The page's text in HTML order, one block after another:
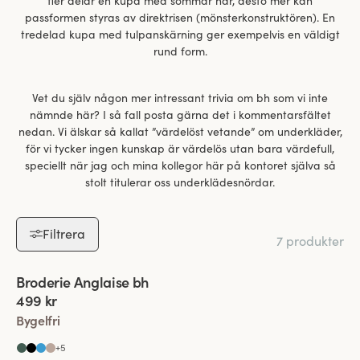
passformen styras av direktrisen (mönsterkonstruktören). En
tredelad kupa med tulpanskärning ger exempelvis en väldigt
rund form.
Vet du själv någon mer intressant trivia om bh som vi inte
nämnde här? I så fall posta gärna det i kommentarsfältet
nedan. Vi älskar så kallat ”värdelöst vetande” om underkläder,
för vi tycker ingen kunskap är värdelös utan bara värdefull,
speciellt när jag och mina kollegor här på kontoret själva så
stolt titulerar oss underklädesnördar.
Filtrera
7 produkter
Broderie Anglaise bh
499 kr
Bygelfri
+5